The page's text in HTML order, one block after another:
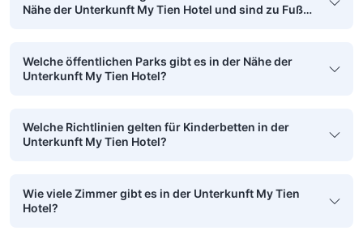
Nähe der Unterkunft My Tien Hotel und sind zu Fuß
Welche öffentlichen Parks gibt es in der Nähe der
Unterkunft My Tien Hotel?
Welche Richtlinien gelten für Kinderbetten in der
Unterkunft My Tien Hotel?
Wie viele Zimmer gibt es in der Unterkunft My Tien
Hotel?